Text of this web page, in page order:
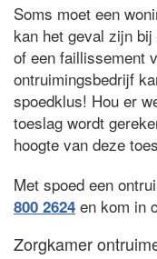
Soms moet een
kan het geval zijn
of een faillissement
ontruimingsbedrijf
spoedklus! Hou er
toeslag wordt
hoogte van deze
Met spoed een
800 2624 en kom in
Zorgkamer